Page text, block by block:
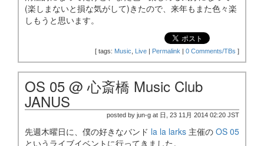
(楽しまないと損な気がして)きたので、来年もまた色々楽
しもうと思います。
[ tags: Music Live | Permalink | 0 Comments/TBs ]
OS 05 @ 心斎橋 Music Club
JANUS
posted by jun-g at 日, 23 11月 2014 02:20 JST
先週木曜日に、僕の好きなバンド la la larks 主催の OS 05
というライブイベントに行ってきました。